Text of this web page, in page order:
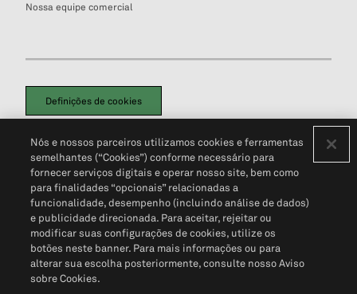
Nossa equipe comercial
Definições de cookies
Política de PrivacidadePortal de privacidade do cliente (em inglês)
Não Venda Minhas Informações Pessoais© 2026 S&P Global
Nós e nossos parceiros utilizamos cookies e ferramentas
semelhantes (“Cookies”) conforme necessário para
fornecer serviços digitais e operar nosso site, bem como
para finalidades “opcionais” relacionadas a
funcionalidade, desempenho (incluindo análise de dados)
e publicidade direcionada. Para aceitar, rejeitar ou
modificar suas configurações de cookies, utilize os
botões neste banner. Para mais informações ou para
alterar sua escolha posteriormente, consulte nosso Aviso
sobre Cookies.